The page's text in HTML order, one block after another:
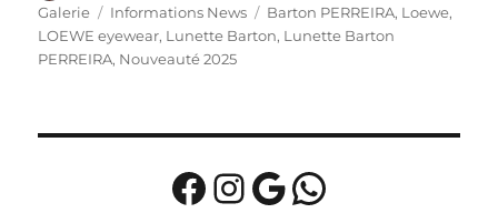
le
Galerie
Catégories
Informations News Étiquettes
Barton PERREIRA, Loewe,
LOEWE eyewear, Lunette Barton, Lunette Barton
PERREIRA, Nouveauté 2025
Facebook
Instagram
Google
WhatsApp